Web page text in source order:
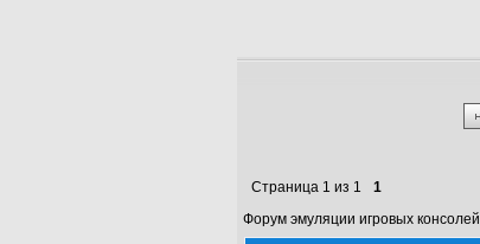
Страница 1 из 1
1
Форум эмуляции игровых консолей